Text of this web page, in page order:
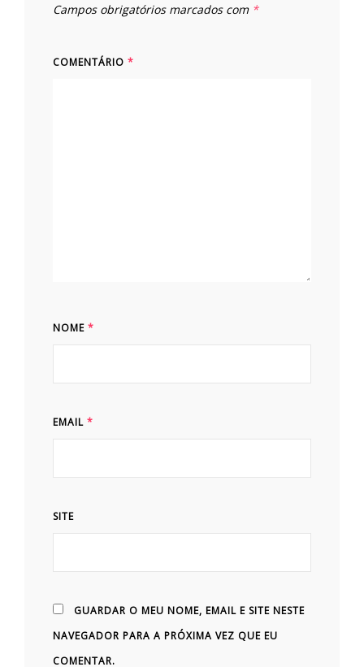
Campos obrigatórios marcados com *
COMENTÁRIO *
NOME *
EMAIL *
SITE
GUARDAR O MEU NOME, EMAIL E SITE NESTE
NAVEGADOR PARA A PRÓXIMA VEZ QUE EU
COMENTAR.